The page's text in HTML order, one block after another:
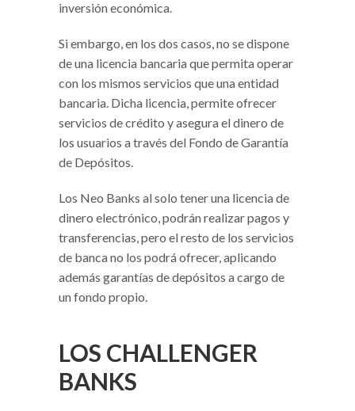
inversión económica.
Si embargo, en los dos casos, no se dispone
de una licencia bancaria que permita operar
con los mismos servicios que una entidad
bancaria. Dicha licencia, permite ofrecer
servicios de crédito y asegura el dinero de
los usuarios a través del Fondo de Garantía
de Depósitos.
Los Neo Banks al solo tener una licencia de
dinero electrónico, podrán realizar pagos y
transferencias, pero el resto de los servicios
de banca no los podrá ofrecer, aplicando
además garantías de depósitos a cargo de
un fondo propio.
LOS CHALLENGER
BANKS